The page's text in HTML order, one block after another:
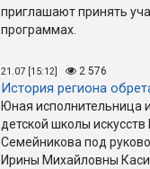
приглашают принять
программах.
21.07 [15:12] 2 576
История региона
Юная исполнительница
детской школы
Семейникова под
Ирины Михайловны